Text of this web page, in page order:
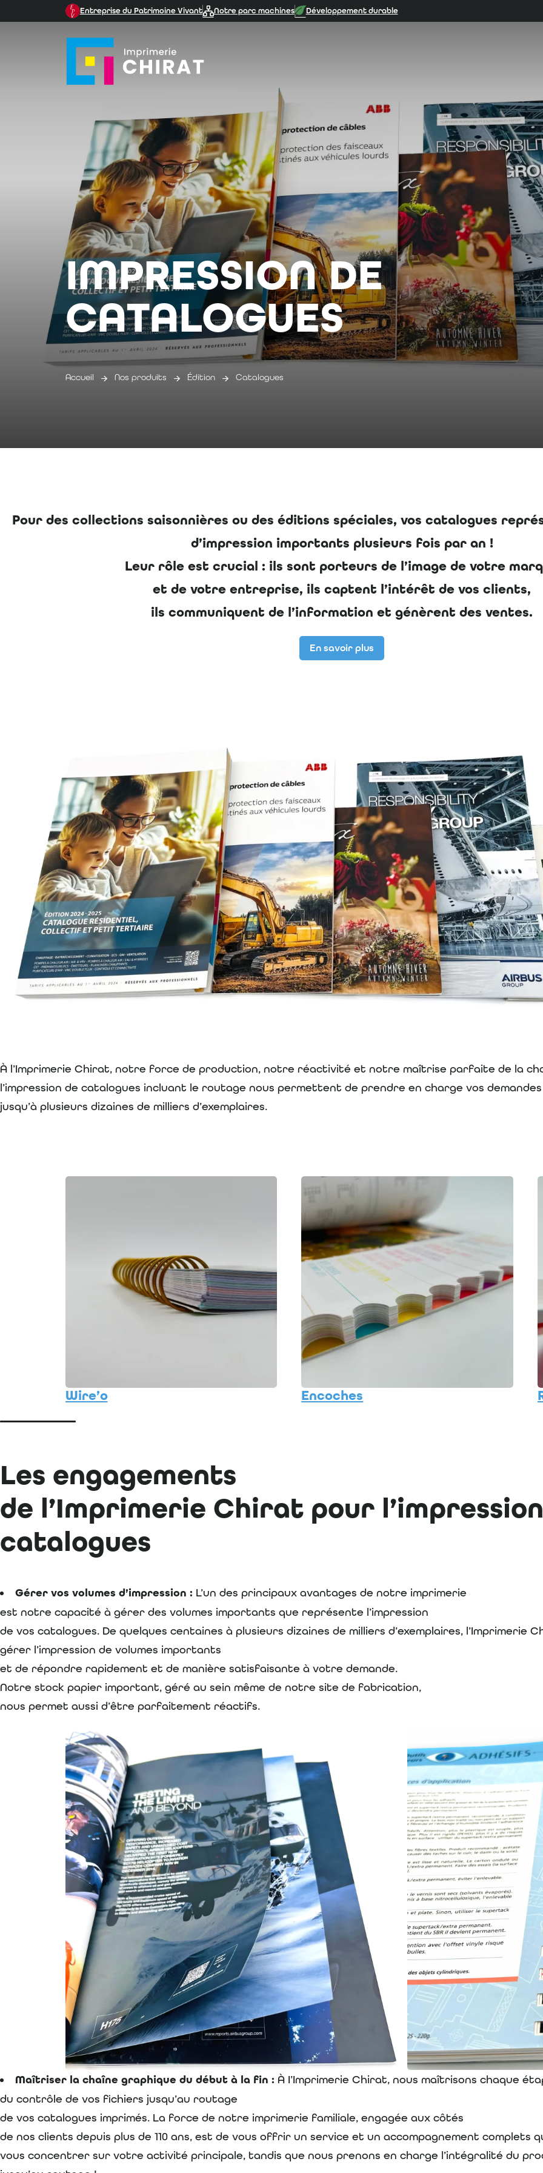
Entreprise du Patrimoine Vivant Notre parc machines Développement durable
IMPRESSION DE
CATALOGUES
Accueil Nos produits Édition Catalogues
Pour des collections saisonnières ou des éditions spéciales, vos catalogues
d’impression importants plusieurs fois par an !
Leur rôle est crucial : ils sont porteurs de l’image de votre
et de votre entreprise, ils captent l’intérêt de vos clients,
ils communiquent de l’information et génèrent des ventes.
En savoir plus
À l’Imprimerie Chirat, notre force de production, notre réactivité et notre maîtrise parfaite de la
l’impression de catalogues incluant le routage nous permettent de prendre en charge vos
jusqu’à plusieurs dizaines de milliers d’exemplaires.
Wire’o Encoches
Les engagements
de l’Imprimerie Chirat pour l’impression
catalogues
Gérer vos volumes d’impression : L’un des principaux avantages de notre imprimerie
est notre capacité à gérer des volumes importants que représente l’impression
de vos catalogues. De quelques centaines à plusieurs dizaines de milliers d’exemplaires, l’Imprimerie
gérer l’impression de volumes importants
et de répondre rapidement et de manière satisfaisante à votre demande.
Notre stock papier important, géré au sein même de notre site de fabrication,
nous permet aussi d’être parfaitement réactifs.
Maîtriser la chaîne graphique du début à la fin : À I’Imprimerie Chirat, nous maîtrisons chaque
du contrôle de vos fichiers jusqu’au routage
de vos catalogues imprimés. La force de notre imprimerie familiale, engagée aux côtés
de nos clients depuis plus de 110 ans, est de vous offrir un service et un accompagnement complets
vous concentrer sur votre activité principale, tandis que nous prenons en charge l’intégralité du